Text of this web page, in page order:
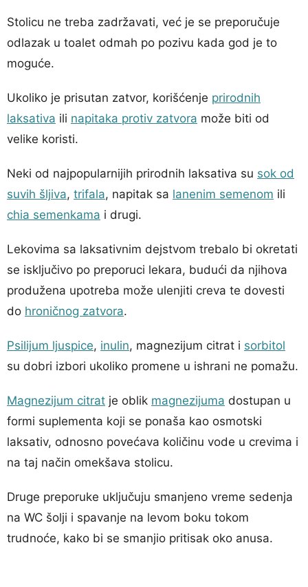
Stolicu ne treba zadržavati, već je se preporučuje
odlazak u toalet odmah po pozivu kada god je to
moguće.
Ukoliko je prisutan zatvor, korišćenje prirodnih
laksativa ili napitaka protiv zatvora može biti od
velike koristi.
Neki od najpopularnijih prirodnih laksativa su sok od
suvih šljiva, trifala, napitak sa lanenim semenom ili
chia semenkama i drugi.
Lekovima sa laksativnim dejstvom trebalo bi okretati
se isključivo po preporuci lekara, budući da njihova
produžena upotreba može ulenjiti creva te dovesti
do hroničnog zatvora.
Psilijum ljuspice, inulin, magnezijum citrat i sorbitol
su dobri izbori ukoliko promene u ishrani ne pomažu.
Magnezijum citrat je oblik magnezijuma dostupan u
formi suplementa koji se ponaša kao osmotski
laksativ, odnosno povećava količinu vode u crevima i
na taj način omekšava stolicu.
Druge preporuke uključuju smanjeno vreme sedenja
na WC šolji i spavanje na levom boku tokom
trudnoće, kako bi se smanjio pritisak oko anusa.